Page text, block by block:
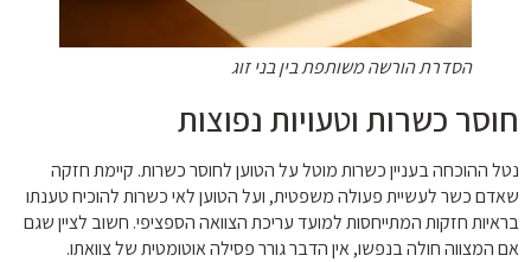
הסדרת הורשה משותפת בין בני זוג
חוסר כשרות וטעויות נפוצות
נטל ההוכחה בעניין כשרות מוטל על הטוען לחוסר כשרות. קיימת חזקה
שאדם כשר לעשיית פעולה משפטית, ועל הטוען לאי כשרות להוכיח טענתו
בראיות חזקות המתייחסות למועד עריכת הצוואה הספציפי. חשוב לציין שגם
אם המצווה חולה בנפשו, אין הדבר גורר פסילה אוטומטית של צוואתו.